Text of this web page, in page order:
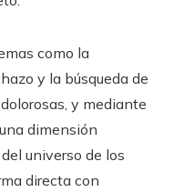
como la
y la búsqueda de
y mediante
dimensión
universo de los
directa con